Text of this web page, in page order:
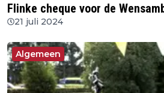
Flinke cheque voor de
21 juli 2024
Algemeen